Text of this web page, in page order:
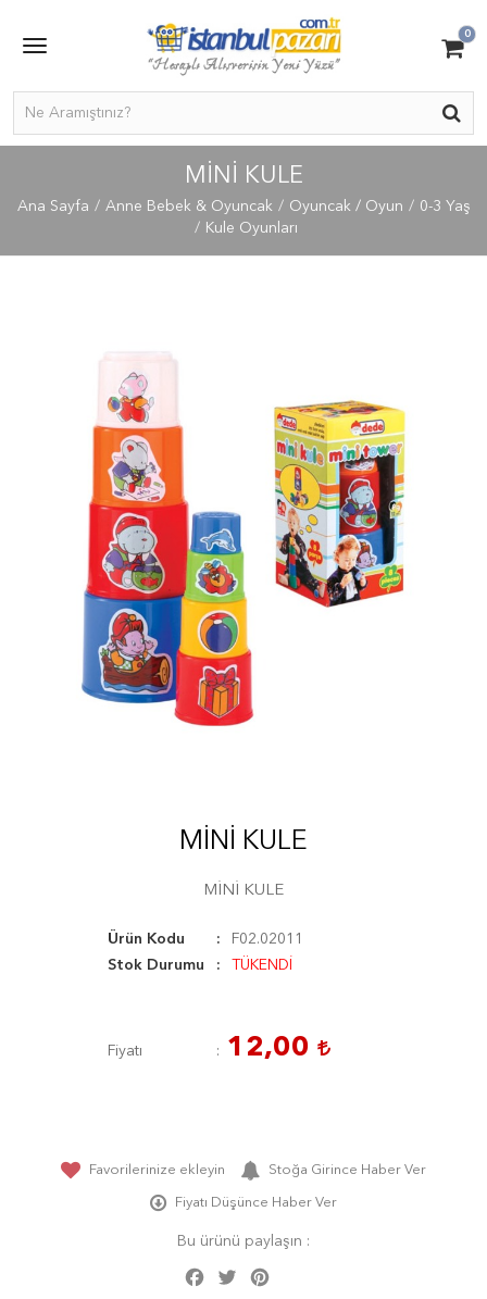
0
MİNİ KULE
Ana Sayfa Anne Bebek & Oyuncak Oyuncak / Oyun
0-3 Yaş
Kule Oyunları
MİNİ KULE
MİNİ KULE
Ürün Kodu
F02.02011
Stok Durumu
TÜKENDİ
Fiyatı 12,00
Favorilerinize ekleyin Stoğa Girince Haber Ver
Fiyatı Düşünce Haber Ver
Bu ürünü paylaşın :
Facebook
Twitter